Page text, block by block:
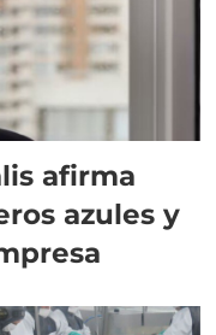
afirma
azules y